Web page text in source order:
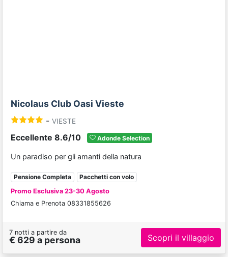
Nicolaus Club Oasi Vieste
- VIESTE
Eccellente 8.6/10 Adonde Selection
Un paradiso per gli amanti della natura
Pensione Completa
Pacchetti con volo
Promo Esclusiva 23-30 Agosto
Chiama e Prenota 08331855626
7 notti a partire da
€ 629 a persona Scopri il villaggio